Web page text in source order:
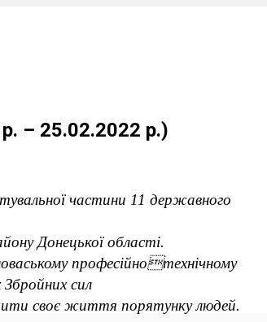
– 25.02.2022 р.)
частини 11 державного
Донецької області.
професійнотехнічному
сил
своє життя порятункулюдей.